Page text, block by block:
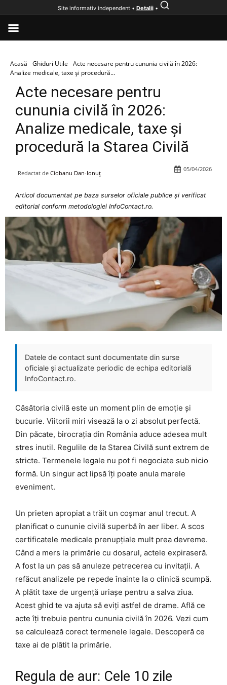
Acasă Ghiduri Utile
Acte necesare pentru cununia civilă în 2026:
Analize medicale, taxe și procedură...
Acte necesare pentru
cununia civilă în 2026:
Analize medicale, taxe și
procedură la Starea Civilă
Redactat de Ciobanu Dan-Ionuț
05/04/2026
Articol documentat pe baza surselor oficiale publice și verificat
editorial conform metodologiei InfoContact.ro.
Datele de contact sunt documentate din surse
oficiale și actualizate periodic de echipa editorială
InfoContact.ro.
Căsătoria civilă este un moment plin de emoție și
bucurie. Viitorii miri visează la o zi absolut perfectă.
Din păcate, birocrația din România aduce adesea mult
stres inutil. Regulile de la Starea Civilă sunt extrem de
stricte. Termenele legale nu pot fi negociate sub nicio
formă. Un singur act lipsă îți poate anula marele
eveniment.
Un prieten apropiat a trăit un coșmar anul trecut. A
planificat o cununie civilă superbă în aer liber. A scos
certificatele medicale prenupțiale mult prea devreme.
Când a mers la primărie cu dosarul, actele expiraseră.
A fost la un pas să anuleze petrecerea cu invitații. A
refăcut analizele pe repede înainte la o clinică scumpă.
A plătit taxe de urgență uriașe pentru a salva ziua.
Acest ghid te va ajuta să eviți astfel de drame. Află ce
acte îți trebuie pentru cununia civilă în 2026. Vezi cum
se calculează corect termenele legale. Descoperă ce
taxe ai de plătit la primărie.
Regula de aur: Cele 10 zile
Site informativ independent • Detalii•